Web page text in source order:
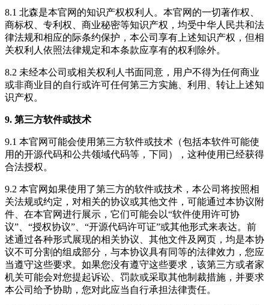
8.1 北森是本官网的知识产权权利人。本官网的一切著作权、
商标权、专利权、商业秘密等知识产权，均受中华人民共和法
律法规和相应的际条约保护，本公司享有上述知识产权，但相
关权利人依照法律规定和本条款应享有的权利除外。
8.2 未经本公司或相关权利人书面同意，用户不得为任何商业
或非商业目的自行或许可任何第三方实施、利用、转让上述知
识产权。
9. 第三方软件或技术
9.1 本官网可能会使用第三方软件或技术（包括本软件可能使
用的开源代码和公共领域代码等，下同），这种使用已经获得
合法授权。
9.2 本官网如果使用了第三方的软件或技术，本公司将按照相
关法规或约定，对相关的协议或其他文件，可能通过本协议附
件、在本官网进行展示，它们可能会以“软件使用许可协
议”、“授权协议”、“开源代码许可证”或其他形式来表达。前
述通过各种形式展现的相关协议、其他文件及网页，均是本协
议不可分割的组成部分，与本协议具有同等的法律效力，您应
当遵守这些要求。如果您没有遵守这些要求，该第三方或者家
机关可能会对您提起诉讼、罚款或采取其他制裁措施，并要求
本公司给予协助，您对此应当自行承担法律责任。